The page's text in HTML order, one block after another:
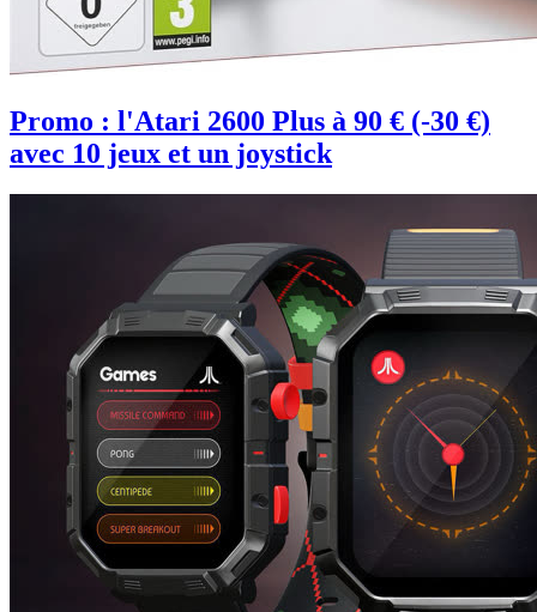
Promo : l'Atari 2600 Plus à 90 € (-30 €)
avec 10 jeux et un joystick